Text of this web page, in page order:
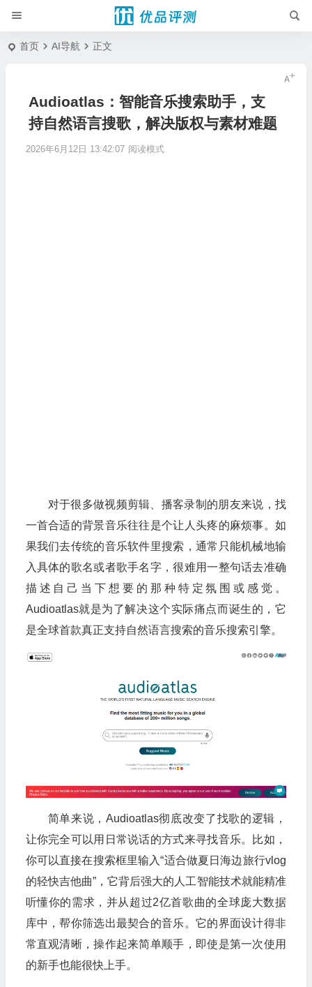
首页 AI导航 正文
Audioatlas：智能音乐搜索助手，支
持自然语言搜歌，解决版权与素材难题
2026年6月12日 13:42:07 阅读模式
对于很多做视频剪辑、播客录制的朋友来说，找
一首合适的背景音乐往往是个让人头疼的麻烦事。如
果我们去传统的音乐软件里搜索，通常只能机械地输
入具体的歌名或者歌手名字，很难用一整句话去准确
描述自己当下想要的那种特定氛围或感觉。
Audioatlas就是为了解决这个实际痛点而诞生的，它
是全球首款真正支持自然语言搜索的音乐搜索引擎。
简单来说，Audioatlas彻底改变了找歌的逻辑，
让你完全可以用日常说话的方式来寻找音乐。比如，
你可以直接在搜索框里输入“适合做夏日海边旅行vlog
的轻快吉他曲”，它背后强大的人工智能技术就能精准
听懂你的需求，并从超过2亿首歌曲的全球庞大数据
库中，帮你筛选出最契合的音乐。它的界面设计得非
常直观清晰，操作起来简单顺手，即使是第一次使用
的新手也能很快上手。